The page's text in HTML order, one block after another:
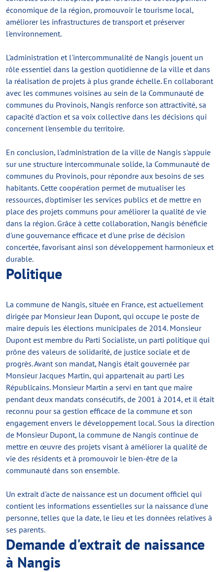
économique de la région, promouvoir le tourisme local,
améliorer les infrastructures de transport et préserver
l'environnement.
L'administration et l'intercommunalité de Nangis jouent un
rôle essentiel dans la gestion quotidienne de la ville et dans
la réalisation de projets à plus grande échelle. En collaborant
avec les communes voisines au sein de la Communauté de
communes du Provinois, Nangis renforce son attractivité, sa
capacité d'action et sa voix collective dans les décisions qui
concernent l'ensemble du territoire.
En conclusion, l'administration de la ville de Nangis s'appuie
sur une structure intercommunale solide, la Communauté de
communes du Provinois, pour répondre aux besoins de ses
habitants. Cette coopération permet de mutualiser les
ressources, d'optimiser les services publics et de mettre en
place des projets communs pour améliorer la qualité de vie
dans la région. Grâce à cette collaboration, Nangis bénéficie
d'une gouvernance efficace et d'une prise de décision
concertée, favorisant ainsi son développement harmonieux et
durable.
Politique
La commune de Nangis, située en France, est actuellement
dirigée par Monsieur Jean Dupont, qui occupe le poste de
maire depuis les élections municipales de 2014. Monsieur
Dupont est membre du Parti Socialiste, un parti politique qui
prône des valeurs de solidarité, de justice sociale et de
progrès. Avant son mandat, Nangis était gouvernée par
Monsieur Jacques Martin, qui appartenait au parti Les
Républicains. Monsieur Martin a servi en tant que maire
pendant deux mandats consécutifs, de 2001 à 2014, et il était
reconnu pour sa gestion efficace de la commune et son
engagement envers le développement local. Sous la direction
de Monsieur Dupont, la commune de Nangis continue de
mettre en œuvre des projets visant à améliorer la qualité de
vie des résidents et à promouvoir le bien-être de la
communauté dans son ensemble.
Un extrait d'acte de naissance est un document officiel qui
contient les informations essentielles sur la naissance d'une
personne, telles que la date, le lieu et les données relatives à
ses parents.
Demande d'extrait de naissance
à Nangis